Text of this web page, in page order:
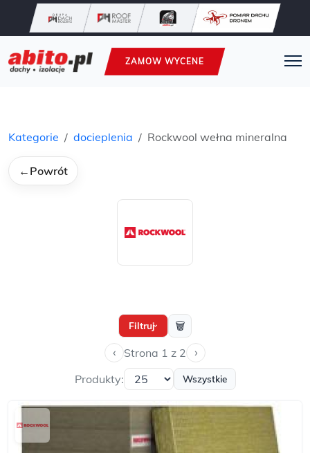
ZAMOW WYCENE
Kategorie docieplenia Rockwool wełna mineralna
← Powrót
Filtruj› 🗑
‹ Strona 1 z 2 ›
Produkty: Wszystkie